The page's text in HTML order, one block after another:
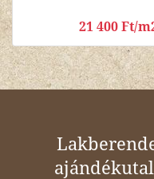
21 400 Ft/